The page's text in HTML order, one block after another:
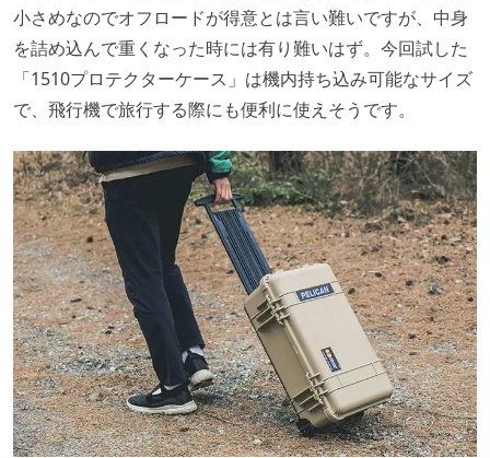
小さめなのでオフロードが得意とは言い難いですが、中身
を詰め込んで重くなった時には有り難いはず。今回試した
「1510プロテクターケース」は機内持ち込み可能なサイズ
で、飛行機で旅行する際にも便利に使えそうです。